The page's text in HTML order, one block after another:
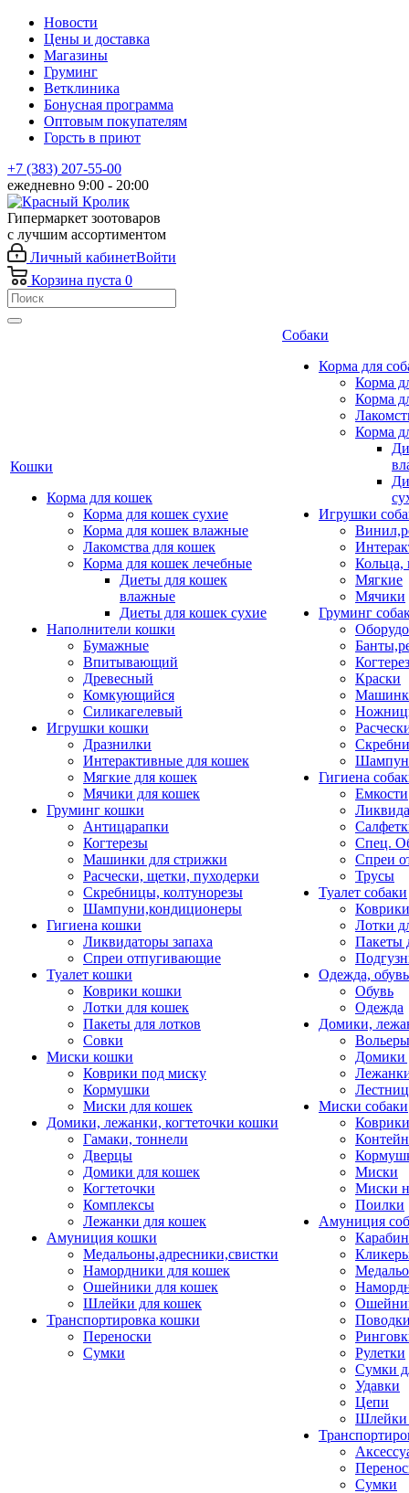
Новости
Цены и доставка
Магазины
Груминг
Ветклиника
Бонусная программа
Оптовым покупателям
Горсть в приют
+7 (383) 207-55-00
ежедневно 9:00 - 20:00
Гипермаркет зоотоваров
с лучшим ассортиментом
Личный кабинетВойти
Корзина пуста 0
Кошки
Корма для кошек
Корма для кошек сухие
Корма для кошек влажные
Лакомства для кошек
Корма для кошек лечебные
Диеты для кошек
влажные
Диеты для кошек сухие
Наполнители кошки
Бумажные
Впитывающий
Древесный
Комкующийся
Силикагелевый
Игрушки кошки
Дразнилки
Интерактивные для кошек
Мягкие для кошек
Мячики для кошек
Груминг кошки
Антицарапки
Когтерезы
Машинки для стрижки
Расчески, щетки, пуходерки
Скребницы, колтунорезы
Шампуни,кондиционеры
Гигиена кошки
Ликвидаторы запаха
Спреи отпугивающие
Туалет кошки
Коврики кошки
Лотки для кошек
Пакеты для лотков
Совки
Миски кошки
Коврики под миску
Кормушки
Миски для кошек
Домики, лежанки, когтеточки кошки
Гамаки, тоннели
Дверцы
Домики для кошек
Когтеточки
Комплексы
Лежанки для кошек
Амуниция кошки
Медальоны,адресники,свистки
Намордники для кошек
Ошейники для кошек
Шлейки для кошек
Транспортировка кошки
Переноски
Сумки
Собаки
Корма для
Корма
Корма
Корма
Игрушки
Кольца,
Мягкие
Мячики
Груминг
Краски
Гигиена
Емкости
Спец.
Спреи
Трусы
Туалет собаки
Коврики
Лотки
Пакеты
Одежда, обувь
Обувь
Одежда
Домики,
Домики
Миски собаки
Миски
Миски
Поилки
Амуниция
Рулетки
Сумки
Удавки
Цепи
Шлейки
Сумки